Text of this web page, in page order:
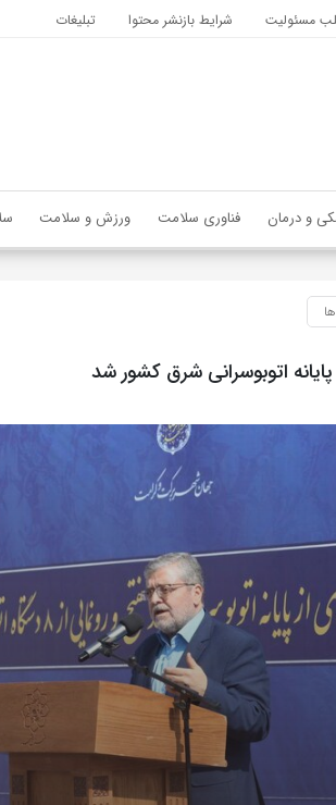
مسئولیت شرایط بازنشر محتوا تبلیغات
و درمان فناوری سلامت ورزش و سلامت
اتوبوسرانی شرق کشور شد